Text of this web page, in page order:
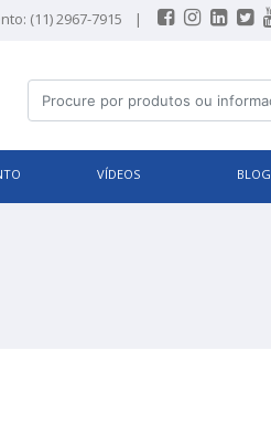
(11) 2967-7915 |
VÍDEOS BLOG